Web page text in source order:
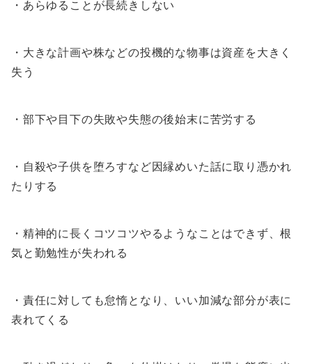
・あらゆることが長続きしない
・大きな計画や株などの投機的な物事は資産を大きく
失う
・部下や目下の失敗や失態の後始末に苦労する
・自殺や子供を堕ろすなど因縁めいた話に取り憑かれ
たりする
・精神的に長くコツコツやるようなことはできず、根
気と勤勉性が失われる
・責任に対しても怠惰となり、いい加減な部分が表に
表れてくる